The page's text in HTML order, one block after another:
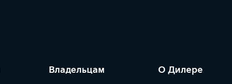
Владельцам О Дилере